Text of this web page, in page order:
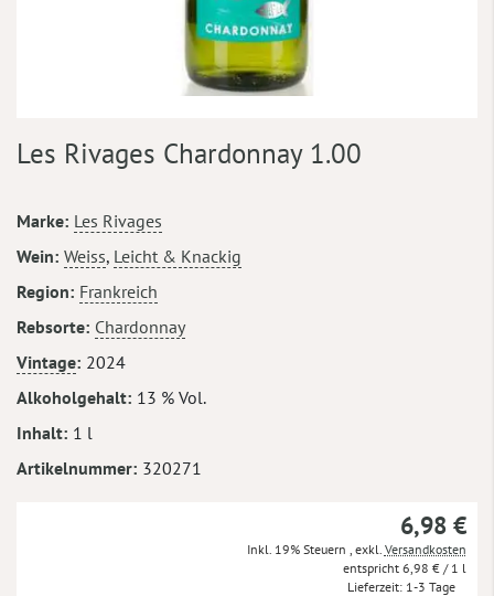
Anfang
springen
Les Rivages Chardonnay 1.00
Mehr
Informationen
Marke Les Rivages
Wein Weiss, Leicht & Knackig
Region Frankreich
Rebsorte Chardonnay
Vintage 2024
Alkoholgehalt 13 % Vol.
Inhalt 1 l
Artikelnummer 320271
6,98 €
Inkl. 19% Steuern exkl. Versandkosten
6,98 € / 1 l
Lieferzeit 1-3 Tage